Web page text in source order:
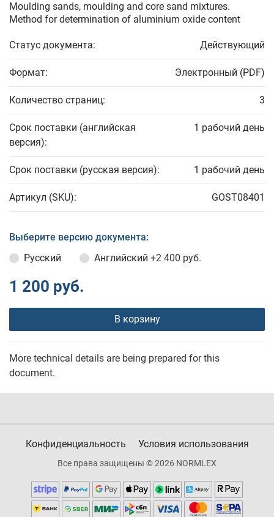
Moulding sands, moulding and core sand mixtures.
Method for determination of aluminium oxide content
Статус документа: Действующий
Формат: Электронный (PDF)
Количество страниц: 3
Срок поставки (английская
версия):
1 рабочий день
Срок поставки (русская версия): 1 рабочий день
Артикул (SKU): GOST08401
Выберите версию документа:
Русский
Английский +2 400 руб.
1 200 руб.
В корзину
More technical details are being prepared for this
document.
Конфиденциальность Условия использования
Все права защищены © 2026 NORMLEX